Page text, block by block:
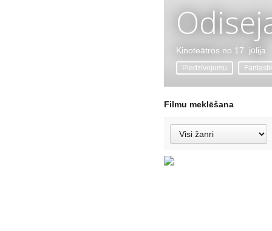
Kinoteātros no 17. jūlija
Piedzīvojumu
Filmu meklēšana